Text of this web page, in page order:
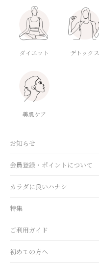
ダイエット デトックス
美肌ケア
お知らせ
会員登録・ポイントについて
カラダに良いハナシ
特集
ご利用ガイド
初めての方へ